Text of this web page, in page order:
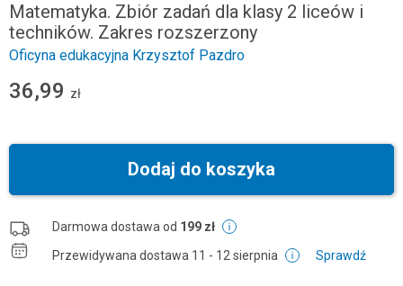
Matematyka. Zbiór zadań dla klasy 2 liceów i
techników. Zakres rozszerzony
Oficyna edukacyjna Krzysztof Pazdro
36,99 zł
Dodaj do koszyka
Darmowa dostawa od 199 zł
Przewidywana dostawa 11 - 12 sierpnia Sprawdź